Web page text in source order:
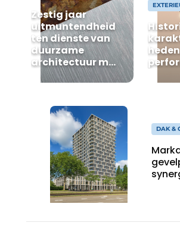
Zestig jaar
uitmuntendheid
ten dienste van
duurzame
architectuur met
zink
DAK &